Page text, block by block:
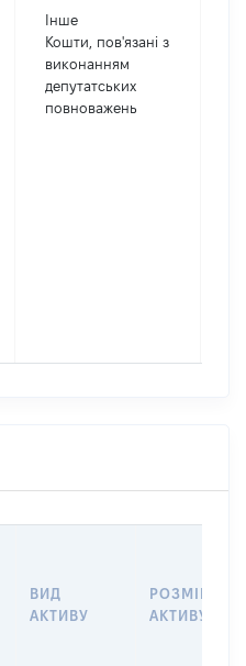
Інше
Кошти, пов'язані з
виконанням
депутатських
повноважень
ВИД
АКТИВУ
РОЗМІР
АКТИВУ